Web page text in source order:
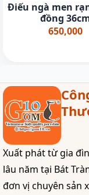
Điếu ngà men
đồng
650,000
Xuất phát từ gia
lâu năm tại Bát
đơn vị chuyên sản